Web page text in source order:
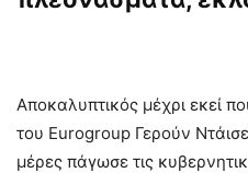
Αποκαλυπτικός μέχρι εκεί
του Eurogroup Γερούν
μέρες πάγωσε τις